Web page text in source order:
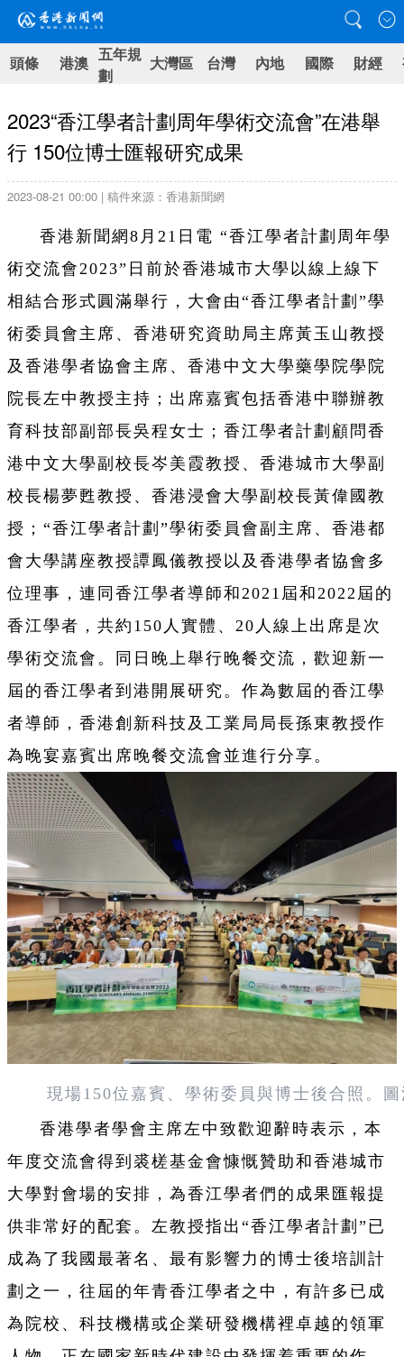
頭條 港澳 五年規
劃
大灣區 台灣 內地 國際 財經
2023“香江學者計劃周年學術交流會”在港舉
行 150位博士匯報研究成果
2023-08-21 00:00 | 稿件來源：香港新聞網
香港新聞網8月21日電 “香江學者計劃周年學
術交流會2023”日前於香港城市大學以線上線下
相結合形式圓滿舉行，大會由“香江學者計劃”學
術委員會主席、香港研究資助局主席黃玉山教授
及香港學者協會主席、香港中文大學藥學院學院
院長左中教授主持；出席嘉賓包括香港中聯辦教
育科技部副部長吳程女士；香江學者計劃顧問香
港中文大學副校長岑美霞教授、香港城市大學副
校長楊夢甦教授、香港浸會大學副校長黃偉國教
授；“香江學者計劃”學術委員會副主席、香港都
會大學講座教授譚鳳儀教授以及香港學者協會多
位理事，連同香江學者導師和2021屆和2022屆的
香江學者，共約150人實體、20人線上出席是次
學術交流會。同日晚上舉行晚餐交流，歡迎新一
屆的香江學者到港開展研究。作為數屆的香江學
者導師，香港創新科技及工業局局長孫東教授作
為晚宴嘉賓出席晚餐交流會並進行分享。
現場150位嘉賓、學術委員與博士後合照。
香港學者學會主席左中致歡迎辭時表示，本
年度交流會得到裘槎基金會慷慨贊助和香港城市
大學對會場的安排，為香江學者們的成果匯報提
供非常好的配套。左教授指出“香江學者計劃”已
成為了我國最著名、最有影響力的博士後培訓計
劃之一，往屆的年青香江學者之中，有許多已成
為院校、科技機構或企業研發機構裡卓越的領軍